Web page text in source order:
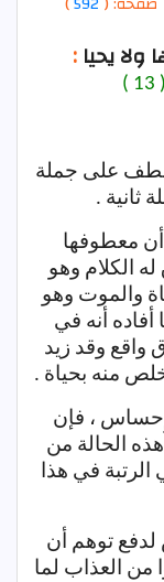
ولا يحيا:
( 13 )
على جملة
ثانية .
أن معطوفها
الكلام وهو
والموت وهو
أنه في
واقع وقد زيد
منه بحياة .
، فإن
الحالة من
الرتبة في هذا
توهم أن
من العذاب لما